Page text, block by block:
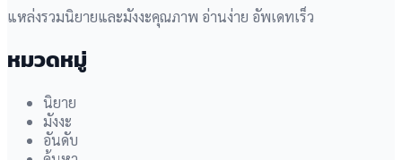
แหล่งรวมนิยายและมังงะคุณภาพ อ่านง่าย อัพเดทเร็ว
หมวดหมู่
นิยาย
มังงะ
อันดับ